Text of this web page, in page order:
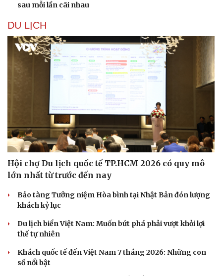
sau mỗi lần cãi nhau
DU LỊCH
Hội chợ Du lịch quốc tế TP.HCM 2026 có quy mô
lớn nhất từ trước đến nay
Bảo tàng Tưởng niệm Hòa bình tại Nhật Bản đón lượng
khách kỷ lục
Du lịch biển Việt Nam: Muốn bứt phá phải vượt khỏi lợi
thế tự nhiên
Khách quốc tế đến Việt Nam 7 tháng 2026: Những con
số nổi bật